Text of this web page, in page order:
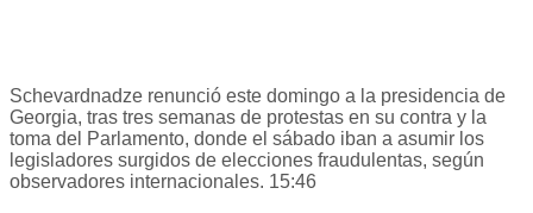
Schevardnadze renunció este domingo a la presidencia de
Georgia, tras tres semanas de protestas en su contra y la
toma del Parlamento, donde el sábado iban a asumir los
legisladores surgidos de elecciones fraudulentas, según
observadores internacionales. 15:46